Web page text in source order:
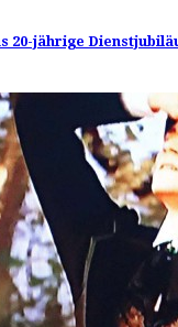
jährige